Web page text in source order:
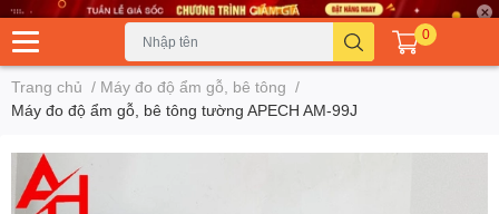
0
Trang chủ / Máy đo độ ẩm gỗ, bê tông /
Máy đo độ ẩm gỗ, bê tông tường APECH AM-99J